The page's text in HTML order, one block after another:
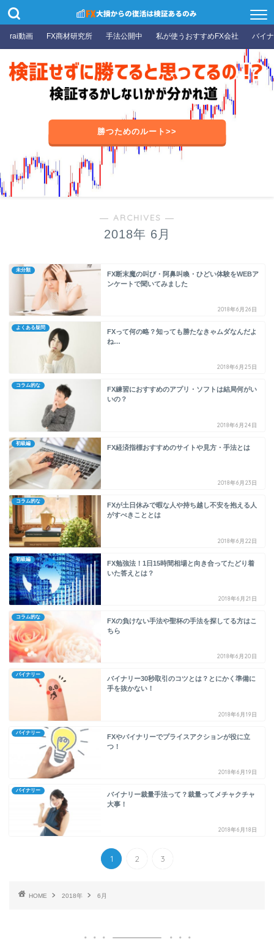
rai動画 FX商材研究所 手法公開中 私が使うおすすめFX会社 バイ
勝つためのルート>>
― ARCHIVES ―
2018年 6月
未分類
FX断末魔の叫び・阿鼻叫喚・ひどい体験をWEBア
ンケートで聞いてみました
2018年6月26日
よくある疑問
FXって何の略？知っても勝たなきゃムダなんだよ
ね…
2018年6月25日
コラム的な
FX練習におすすめのアプリ・ソフトは結局何がい
いの？
2018年6月24日
初級編
FX経済指標おすすめのサイトや見方・手法とは
2018年6月23日
コラム的な
FXが土日休みで暇な人や持ち越し不安を抱える人
がすべきこととは
2018年6月22日
初級編
FX勉強法！1日15時間相場と向き合ってたどり着
いた答えとは？
2018年6月21日
コラム的な
FXの負けない手法や聖杯の手法を探してる方はこ
ちら
2018年6月20日
バイナリー
バイナリー30秒取引のコツとは？とにかく準備に
手を抜かない！
2018年6月19日
バイナリー
FXやバイナリーでプライスアクションが役に立
つ！
2018年6月19日
バイナリー
バイナリー裁量手法って？裁量ってメチャクチャ
大事！
2018年6月18日
1 2 3
HOME 2018年 6月